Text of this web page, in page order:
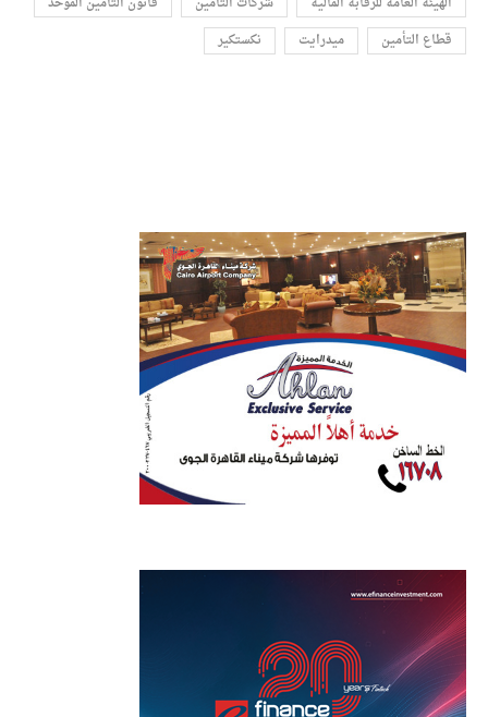
قطاع التأمين
ميدرايت نكستكير